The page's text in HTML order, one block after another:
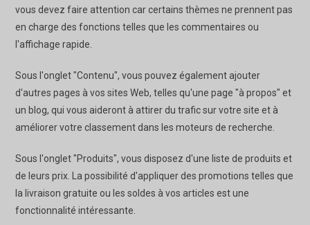
vous devez faire attention car certains thèmes ne prennent pas
en charge des fonctions telles que les commentaires ou
l'affichage rapide.
Sous l'onglet "Contenu", vous pouvez également ajouter
d'autres pages à vos sites Web, telles qu'une page "à propos" et
un blog, qui vous aideront à attirer du trafic sur votre site et à
améliorer votre classement dans les moteurs de recherche.
Sous l'onglet "Produits", vous disposez d'une liste de produits et
de leurs prix. La possibilité d'appliquer des promotions telles que
la livraison gratuite ou les soldes à vos articles est une
fonctionnalité intéressante.